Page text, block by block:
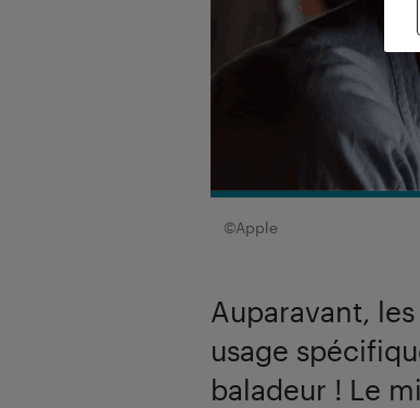
©Apple
Auparavant,
usage
baladeur ! Le